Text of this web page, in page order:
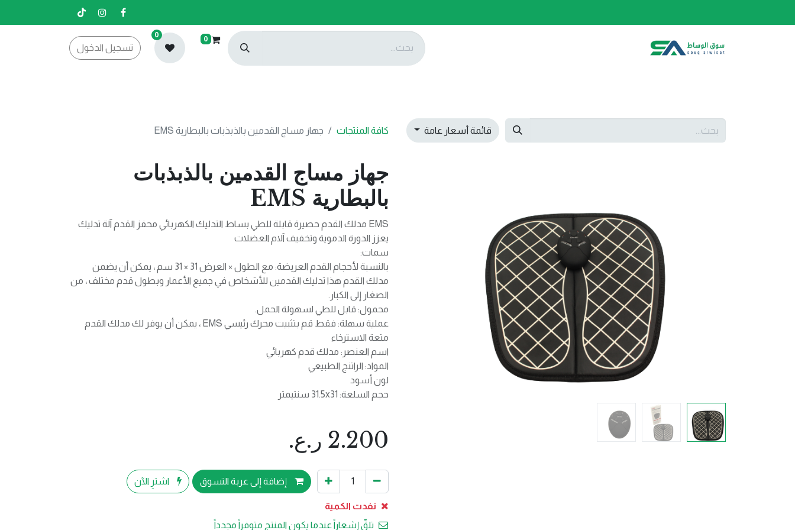
0
0
تسجيل الدخول
قائمة أسعار عامة كافة المنتجات جهاز مساج القدمين بالذبذبات بالبطارية EMS
جهاز مساج القدمين بالذبذبات
بالبطارية EMS
EMS مدلك القدم حصيرة قابلة للطي بساط التدليك الكهربائي محفز القدم آلة تدليك
يعزز الدورة الدموية وتخفيف آلام العضلات
سمات:
بالنسبة لأحجام القدم العريضة: مع الطول × العرض 31 × 31 سم ، يمكن أن يضمن
مدلك القدم هذا تدليك القدمين للأشخاص في جميع الأعمار وبطول قدم مختلف ، من
الصغار إلى الكبار.
محمول: قابل للطي لسهولة الحمل.
عملية سهلة: فقط قم بتثبيت محرك رئيسي EMS ، يمكن أن يوفر لك مدلك القدم
متعة الاسترخاء
اسم العنصر: مدلك قدم كهربائي
المواد: الراتنج الطبيعي
لون أسود
حجم السلعة: 31.5x31 سنتيمتر
2.200 ر.ع.
إضافة إلى عربة التسوق اشترِ الآن
نفدت الكمية
تلقّ إشعاراً عندما يكون المنتج متوفراً مجدداً